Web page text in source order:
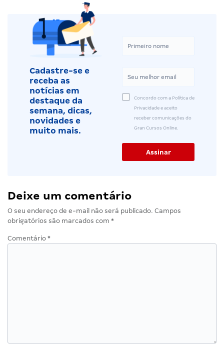
Cadastre-se e
receba as
notícias em
destaque da
semana, dicas,
novidades e
muito mais.
Concordo com a Política de
Privacidade e aceito
receber comunicações do
Gran Cursos Online.
Deixe um comentário
O seu endereço de e-mail não será publicado. Campos
obrigatórios são marcados com *
Comentário *